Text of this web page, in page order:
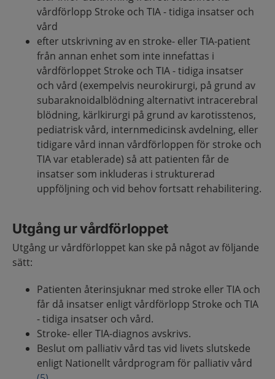
vårdförlopp Stroke och TIA - tidiga insatser och
vård
efter utskrivning av en stroke- eller TIA-patient
från annan enhet som inte innefattas i
vårdförloppet Stroke och TIA - tidiga insatser
och vård (exempelvis neurokirurgi, på grund av
subaraknoidalblödning alternativt intracerebral
blödning, kärlkirurgi på grund av karotisstenos,
pediatrisk vård, internmedicinsk avdelning, eller
tidigare vård innan vårdförloppen för stroke och
TIA var etablerade) så att patienten får de
insatser som inkluderas i strukturerad
uppföljning och vid behov fortsatt rehabilitering.
Utgång ur vårdförloppet
Utgång ur vårdförloppet kan ske på något av följande
sätt:
Patienten återinsjuknar med stroke eller TIA och
får då insatser enligt vårdförlopp Stroke och TIA
- tidiga insatser och vård.
Stroke- eller TIA-diagnos avskrivs.
Beslut om palliativ vård tas vid livets slutskede
enligt Nationellt vårdprogram för palliativ vård